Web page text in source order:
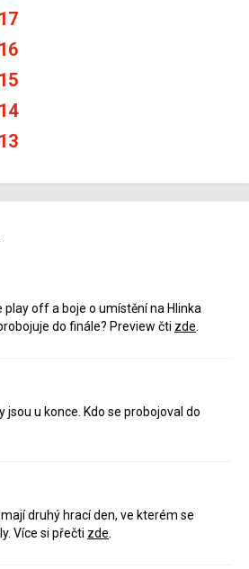
play off a boje o umístění na Hlinka
do finále? Preview čti zde
jsou u konce. Kdo se probojoval do
druhý hrací den, ve kterém se
Více si přečti zde